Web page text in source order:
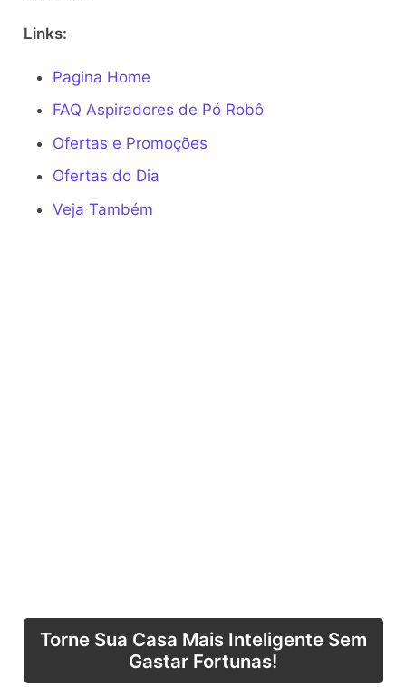
Links:
Pagina Home
FAQ Aspiradores de Pó Robô
Ofertas e Promoções
Ofertas do Dia
Veja Também
Torne Sua Casa Mais Inteligente Sem
Gastar Fortunas!